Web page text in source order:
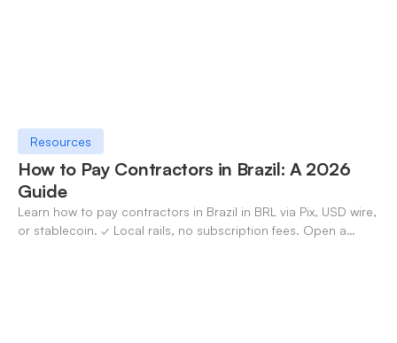
Resources
How to Pay Contractors in Brazil: A 2026
Guide
Learn how to pay contractors in Brazil in BRL via Pix, USD wire,
or stablecoin. ✓ Local rails, no subscription fees. Open a